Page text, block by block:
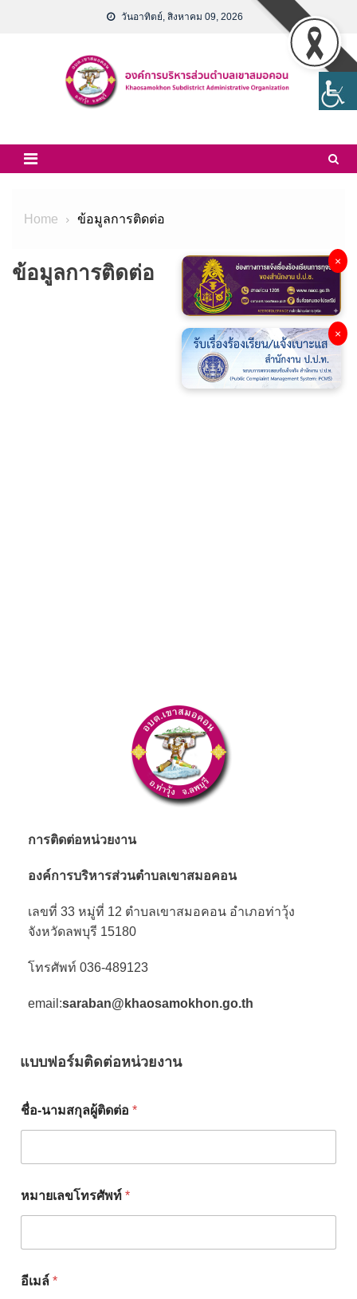
วันอาทิตย์, สิงหาคม 09, 2026
Home ข้อมูลการติดต่อ
ข้อมูลการติดต่อ
การติดต่อหน่วยงาน
องค์การบริหารส่วนตำบลเขาสมอคอน
เลขที่ 33 หมู่ที่ 12 ตำบลเขาสมอคอน อำเภอท่าวุ้ง
จังหวัดลพบุรี 15180
โทรศัพท์ 036-489123
email:saraban@khaosamokhon.go.th
แบบฟอร์มติดต่อหน่วยงาน
ชื่อ-นามสกุลผู้ติดต่อ *
หมายเลขโทรศัพท์ *
อีเมล์ *
×
×